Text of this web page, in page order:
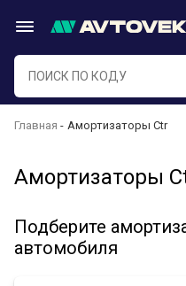
Главная Амортизаторы Ctr
Амортизаторы
Подберите
автомобиля